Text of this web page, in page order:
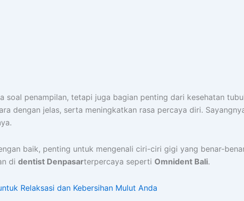
soal penampilan, tetapi juga bagian penting dari kesehatan
dengan jelas, serta meningkatkan rasa percaya diri.
baik, penting untuk mengenali ciri-ciri gigi yang benar-
di dentist Denpasarterpercaya seperti Omnident Bali.
Relaksasi dan Kebersihan Mulut Anda